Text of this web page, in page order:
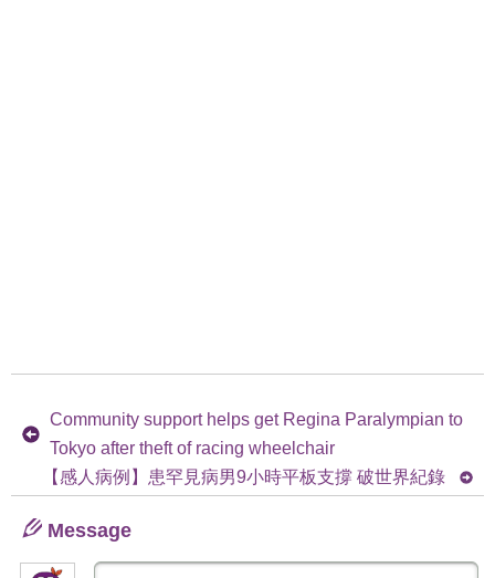
Community support helps get Regina Paralympian to
Tokyo after theft of racing wheelchair
【感人病例】患罕見病男9小時平板支撐 破世界紀錄
Message